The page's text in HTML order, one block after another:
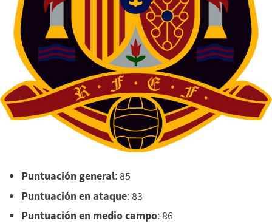
Puntuación general: 85
Puntuación en ataque: 83
Puntuación en medio campo: 86